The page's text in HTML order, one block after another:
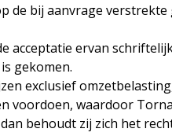
de bij aanvrage
acceptatie ervan
gekomen.
exclusief
voordoen, waardoor
behoudt zij zich het